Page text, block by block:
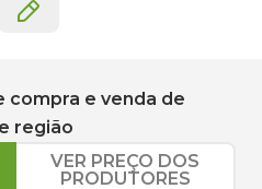
compra e venda de
e região
VER PREÇO DOS
PRODUTORES